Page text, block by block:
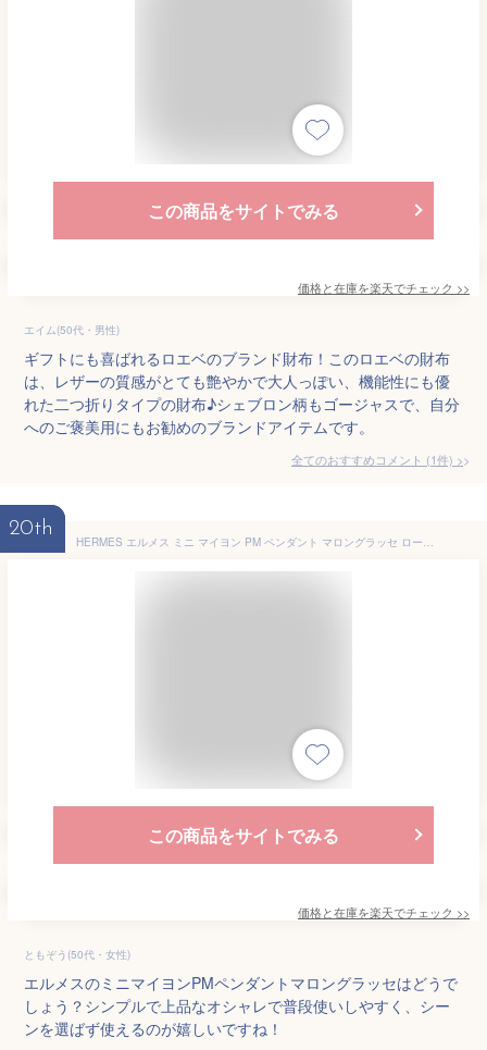
この商品をサイトでみる
価格と在庫を楽天でチェック >>
エイム(50代・男性)
ギフトにも喜ばれるロエベのブランド財布！このロエベの財布
は、レザーの質感がとても艶やかで大人っぽい、機能性にも優
れた二つ折りタイプの財布♪シェブロン柄もゴージャスで、自分
へのご褒美用にもお勧めのブランドアイテムです。
全てのおすすめコメント (1件) >
20th
HERMES エルメス ミニ マイヨン PM ペンダント マロングラッセ ローズゴールドプレーテッド/ラッカー ローズゴールド金具 ネックレス 新品(HERMES Mini Maillon PM Pendant Marron Grace Rosegold plated/Lacquer Rose Gold HW necklace[BRAND NEW][Authentic])
この商品をサイトでみる
価格と在庫を楽天でチェック >>
ともぞう(50代・女性)
エルメスのミニマイヨンPMペンダントマロングラッセはどうで
しょう？シンプルで上品なオシャレで普段使いしやすく、シー
ンを選ばず使えるのが嬉しいですね！